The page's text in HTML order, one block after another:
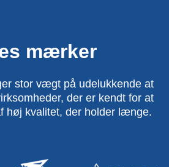
mærker
stor vægt på udelukkende at
der er kendt for at
høj kvalitet, der holder længe.